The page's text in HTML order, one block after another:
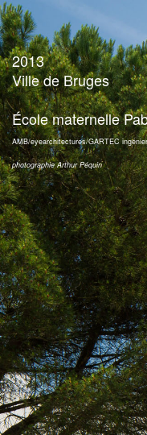
2013
Ville de Bruges
École maternelle
AMB/eyearchitectures/GARTEC
photographie Arthur Péquin